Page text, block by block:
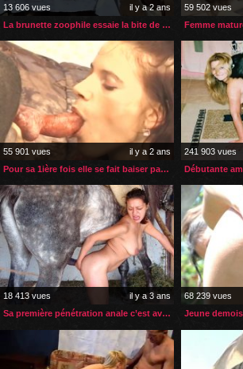
13 606 vues
il y a 2 ans
La brunette zoophile essaie la bite de cheval pour la 1ière fois
59 502 vues
55 901 vues
il y a 2 ans
Pour sa 1ière fois elle se fait baiser par le chien de sa sœur
241 903 vues
18 413 vues
il y a 3 ans
Sa première pénétration anale c’est avec la bite de son cheval
68 239 vues